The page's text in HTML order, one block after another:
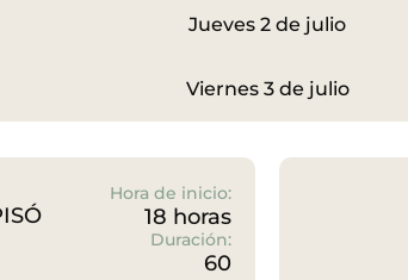
Jueves 2 de julio
Viernes 3 de julio
Hora de inicio:
18 horas
Duración:
60